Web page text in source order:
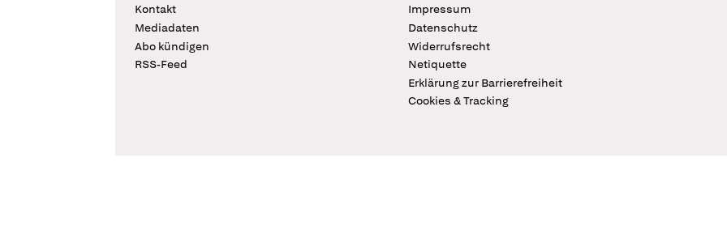
Kontakt
Mediadaten
Abo kündigen
RSS-Feed
Impressum
Datenschutz
Widerrufsrecht
Netiquette
Erklärung zur Barrierefreiheit
Cookies & Tracking